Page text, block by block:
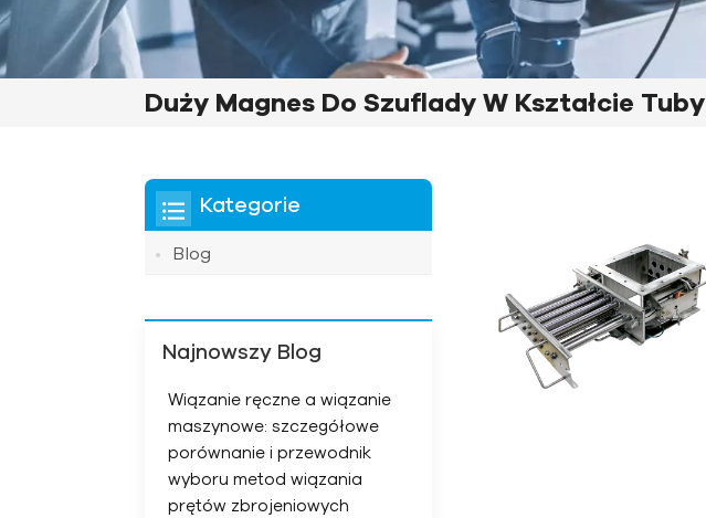
Duży Magnes Do Szuflady W Kształcie Tuby
Kategorie
Blog
Najnowszy Blog
Wiązanie ręczne a wiązanie
maszynowe: szczegółowe
porównanie i przewodnik
wyboru metod wiązania
prętów zbrojeniowych